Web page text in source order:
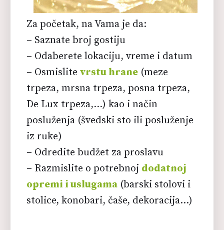
Za početak, na Vama je da:
– Saznate broj gostiju
– Odaberete lokaciju, vreme i datum
– Osmislite vrstu hrane (meze
trpeza, mrsna trpeza, posna trpeza,
De Lux trpeza,…) kao i način
posluženja (švedski sto ili posluženje
iz ruke)
– Odredite budžet za proslavu
– Razmislite o potrebnoj dodatnoj
opremi i uslugama (barski stolovi i
stolice, konobari, čaše, dekoracija…)